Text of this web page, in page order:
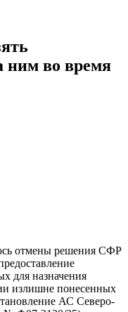
ним во время
отмены решения СФР
для назначения
излишне понесенных
АС Северо-